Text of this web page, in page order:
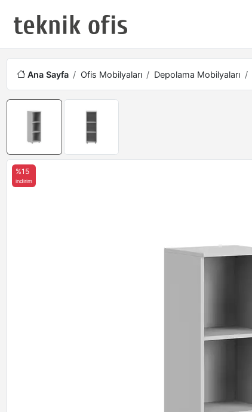
Ana Sayfa Ofis Mobilyaları Depolama Mobilyaları
%15
indirim